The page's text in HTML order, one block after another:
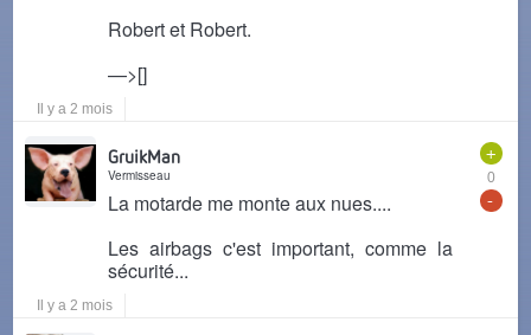
Robert et Robert.
—>[]
Il y a 2 mois
+
0
-
GruikMan
Vermisseau
La motarde me monte aux nues....
Les airbags c'est important, comme la
sécurité...
Il y a 2 mois